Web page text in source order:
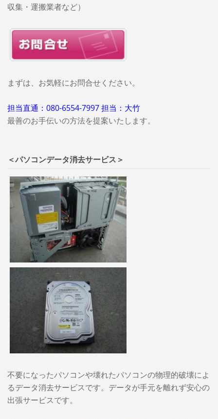
収集・運搬業者など）
まずは、お気軽にお問合せください。
担当直通：080-6554-7997 担当：大竹
最善のお手伝いの方法を提案いたします。
＜パソコンデータ消去サービス＞
不要になったパソコンや壊れたパソコンの物理的破壊によ
るデータ消去サービスです。データが手元を離れず安心の
出張サービスです。